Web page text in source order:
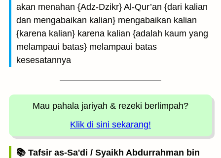
akan menahan {Adz-Dzikr} Al-Qur’an {dari kalian
dan mengabaikan kalian} mengabaikan kalian
{karena kalian} karena kalian {adalah kaum yang
melampaui batas} melampaui batas
kesesatannya
Mau pahala jariyah & rezeki berlimpah?
Klik di sini sekarang!
📚 Tafsir as-Sa'di / Syaikh Abdurrahman bin